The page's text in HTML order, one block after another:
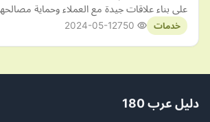
على بناء علاقات جيدة مع العملاء وحماية
خدمات 2024-05-12
دليل عرب 180